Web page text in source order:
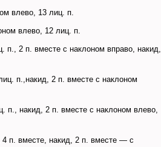
влево, 13 лиц. п.
влево, 12 лиц. п.
2 п. вместе с наклоном вправо, накид,
п.,накид, 2 п. вместе с наклоном
п., накид, 2 п. вместе с наклоном влево,
п. вместе, накид, 2 п. вместе — с